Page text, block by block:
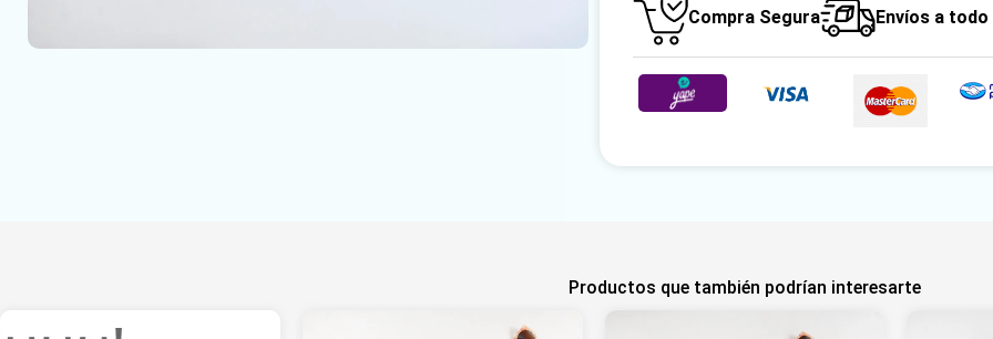
Compra Segura Envíos a todo
Productos que también podrían interesarte